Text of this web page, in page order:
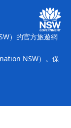
媒體中心
）的官方旅遊網
NSW）。保